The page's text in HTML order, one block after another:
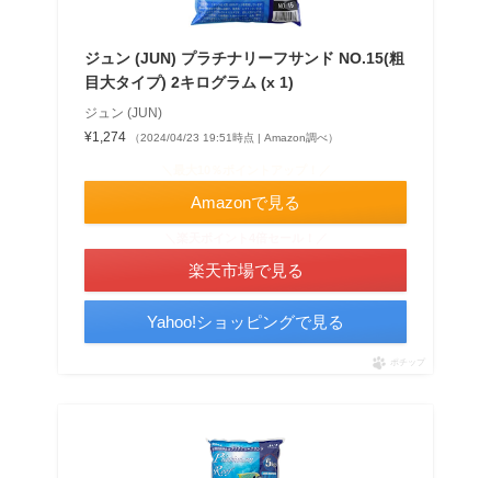
ジュン (JUN) プラチナリーフサンド NO.15(粗
目大タイプ) 2キログラム (x 1)
ジュン (JUN)
¥1,274
（2024/04/23 19:51時点 | Amazon調べ）
Amazonで見る
楽天市場で見る
Yahoo!ショッピングで見る
ポチップ